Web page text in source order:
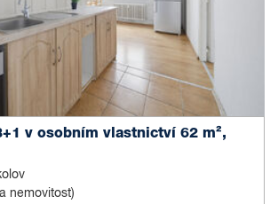
v osobním vlastnictví 62 m²,
nemovitost)